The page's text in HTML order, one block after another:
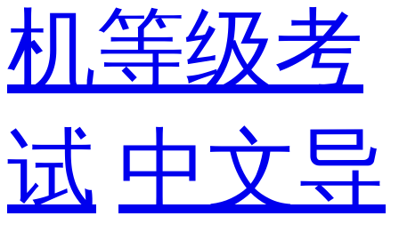
机等级考
试 中文导